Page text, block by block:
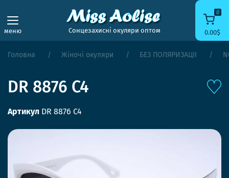
меню Сонцезахисні окуляри оптом
0
0.00$
Головна Жіночі окуляри БЕЗ ПОЛЯРИЗАЦІЇ
DR 8876 C4
Артикул DR 8876 C4